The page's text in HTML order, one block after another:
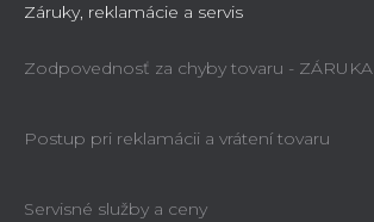
Záruky, reklamácie a servis
Zodpovednosť za chyby tovaru - ZÁRUKA
Postup pri reklamácii a vrátení tovaru
Servisné služby a ceny